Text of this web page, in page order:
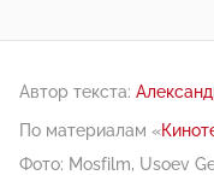
Автор текста:
По материалам «
Фото: Mosfilm, Usoev